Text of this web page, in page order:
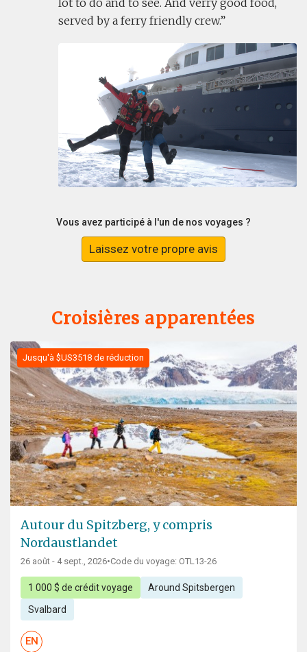
lot to do and to see. And verry good food,
served by a ferry friendly crew.
Vous avez participé à l'un de nos voyages ?
Laissez votre propre avis
Croisières apparentées
Jusqu'à $US3518 de réduction
Autour du Spitzberg, y compris
Nordaustlandet
26 août - 4 sept., 2026•Code du voyage: OTL13-26
1 000 $ de crédit voyage Around Spitsbergen
Svalbard
EN